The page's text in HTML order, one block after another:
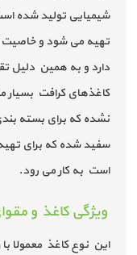
شیمیایی تولید شده
تهیه می شود و خاصیت
دارد و به همین دلیل
کاغذهای کرافت بسیار
نشده که برای بسته
سفید شده که برای
است به کار می رود.
ویژگی کاغذ و
این نوع کاغذ معمولا